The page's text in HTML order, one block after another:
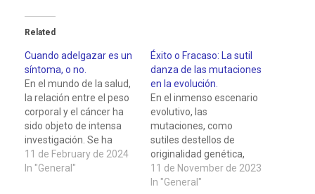
Related
Cuando adelgazar es un
síntoma, o no.
En el mundo de la salud,
la relación entre el peso
corporal y el cáncer ha
sido objeto de intensa
investigación. Se ha
observado que el exceso
de peso no solo aumenta
11 de February de 2024
In "General"
Éxito o Fracaso: La sutil
danza de las mutaciones
en la evolución.
En el inmenso escenario
evolutivo, las
mutaciones, como
sutiles destellos de
originalidad genética,
desencadenan una
sinfonía de
11 de November de 2023
In "General"